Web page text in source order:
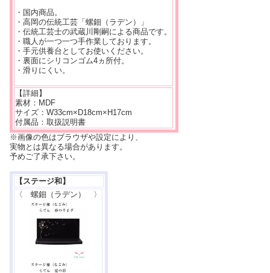
・国内商品。
・高岡の伝統工芸「螺鈿（ラデン）」
・伝統工芸士の武蔵川剛嗣による商品です。
・職人が一つ一つ手作業しております。
・手元供養台としてお使いください。
・裏面にシリコンゴム4ヵ所付。
・滑りにくい。
【詳細】
素材：MDF
サイズ：W33cm×D18cm×H17cm
付属品：取扱説明書
※画像の色はブラウザや設定により、
実物とは異なる場合があります。
予めご了承下さい。
【ステージ和】
〈 螺鈿（ラデン） 〉